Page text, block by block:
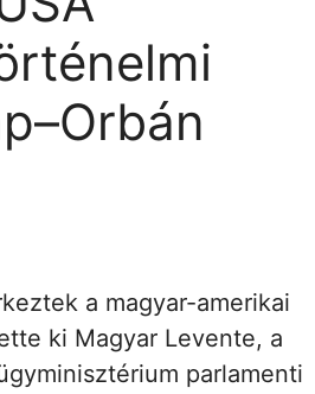
a magyar-amerikai
ki Magyar Levente, a
parlamenti